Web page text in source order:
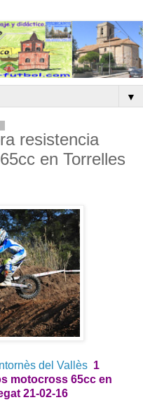
▼
resistencia
en Torrelles
del Vallès 1
motocross 65cc en
21-02-16